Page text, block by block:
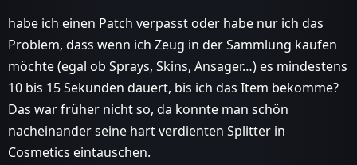
habe ich einen Patch verpasst oder habe nur ich das
Problem, dass wenn ich Zeug in der Sammlung kaufen
möchte (egal ob Sprays, Skins, Ansager…) es mindestens
10 bis 15 Sekunden dauert, bis ich das Item bekomme?
Das war früher nicht so, da konnte man schön
nacheinander seine hart verdienten Splitter in
Cosmetics eintauschen.